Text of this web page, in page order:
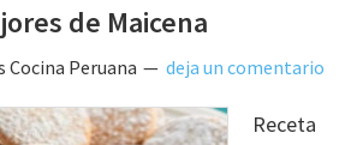
de Maicena
Cocina Peruana deja un comentario
Receta